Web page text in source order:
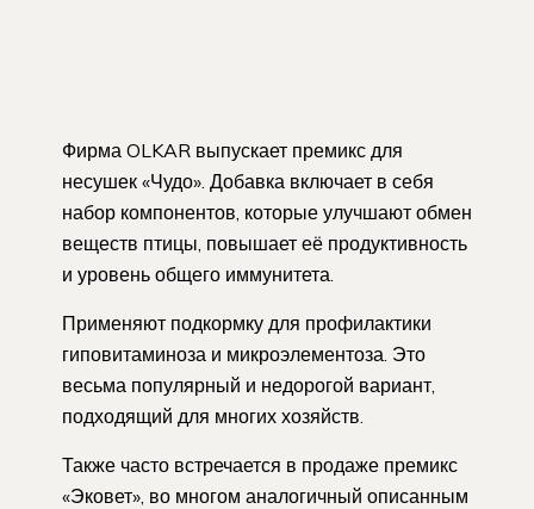
Фирма OLKAR выпускает премикс для
несушек «Чудо». Добавка включает в себя
набор компонентов, которые улучшают обмен
веществ птицы, повышает её продуктивность
и уровень общего иммунитета.
Применяют подкормку для профилактики
гиповитаминоза и микроэлементоза. Это
весьма популярный и недорогой вариант,
подходящий для многих хозяйств.
Также часто встречается в продаже премикс
«Эковет», во многом аналогичный описанным